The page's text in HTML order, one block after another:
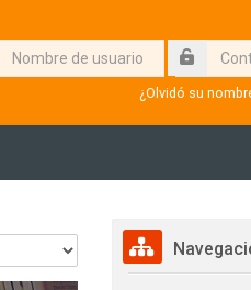
¿Olvidó su
Salta Navegación